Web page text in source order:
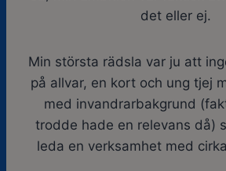
det eller ej.
Min största rädsla var ju att
på allvar, en kort och ung tjej
med invandrarbakgrund
trodde hade en relevans då)
leda en verksamhet med